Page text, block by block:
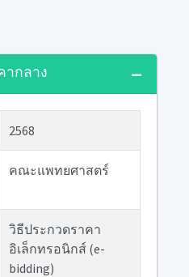
ากลาง
2568
คณะแพทยศาสตร์
วิธีประกวดราคา
อิเล็กทรอนิกส์ (e-
bidding)